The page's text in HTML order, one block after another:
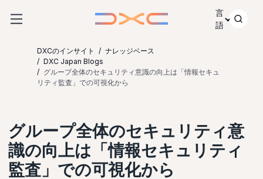
言
語
DXCのインサイト
ナレッジベース
DXC Japan Blogs
グループ全体のセキュリティ意識の向上は「情報セキュ
リティ監査」での可視化から
グループ全体のセキュリティ意
識の向上は「情報セキュリティ
監査」での可視化から